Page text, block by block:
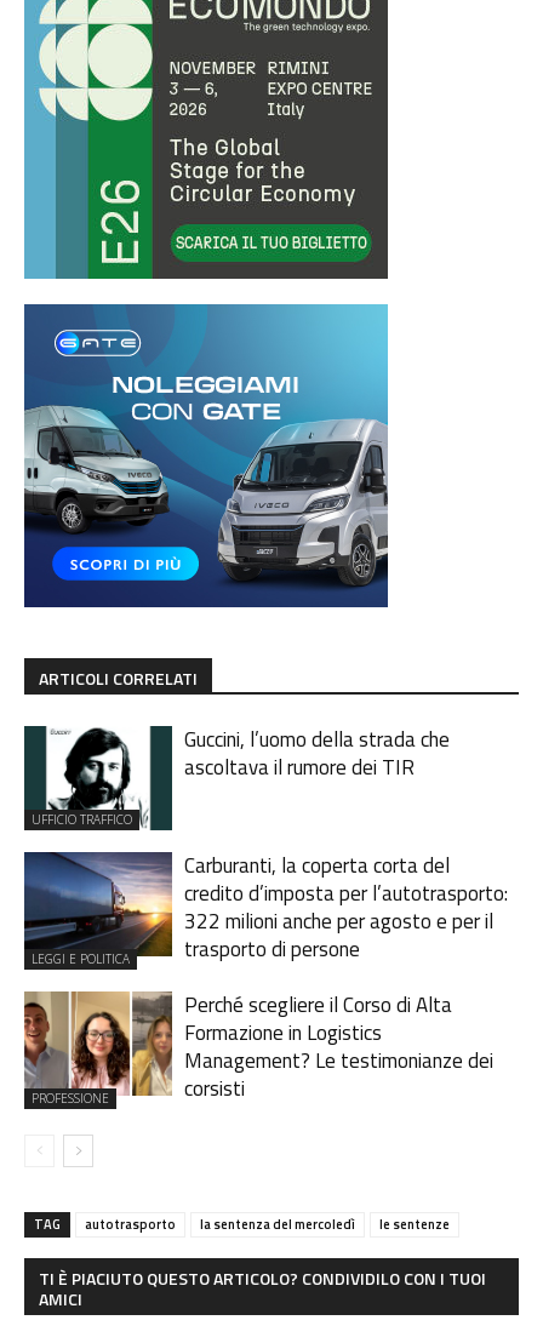
ARTICOLI CORRELATI
UFFICIO TRAFFICO
Guccini, l’uomo della strada che
ascoltava il rumore dei TIR
LEGGI E POLITICA
Carburanti, la coperta corta del
credito d’imposta per l’autotrasporto:
322 milioni anche per agosto e per il
trasporto di persone
PROFESSIONE
Perché scegliere il Corso di Alta
Formazione in Logistics
Management? Le testimonianze dei
corsisti
TAG autotrasporto la sentenza del mercoledì le sentenze
TI È PIACIUTO QUESTO ARTICOLO? CONDIVIDILO CON I TUOI
AMICI